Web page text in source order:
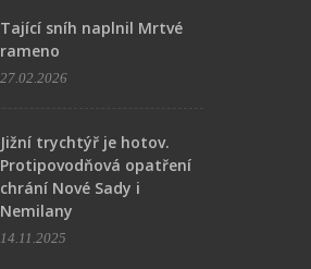
Tající sníh naplnil Mrtvé
rameno
27.02.2026
Jižní trychtýř je hotov.
Protipovodňová opatření
chrání Nové Sady i
Nemilany
14.11.2025